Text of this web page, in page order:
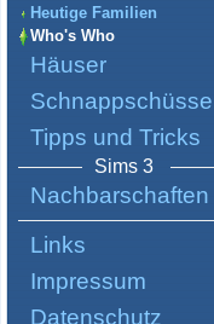
Heutige Familien
Who's Who
Häuser
Schnappschüsse
Tipps und Tricks
Sims 3
Nachbarschaften
Links
Impressum
Datenschutz